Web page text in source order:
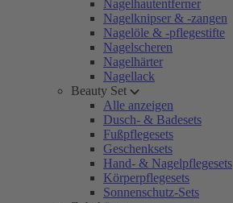
Nagelhautentferner
Nagelknipser & -zangen
Nagelöle & -pflegestifte
Nagelscheren
Nagelhärter
Nagellack
Beauty Set
Alle anzeigen
Dusch- & Badesets
Fußpflegesets
Geschenksets
Hand- & Nagelpflegesets
Körperpflegesets
Sonnenschutz-Sets